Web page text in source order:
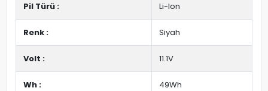
Pil Türü : Li-Ion
Renk : Siyah
Volt : 11.1V
Wh : 49Wh